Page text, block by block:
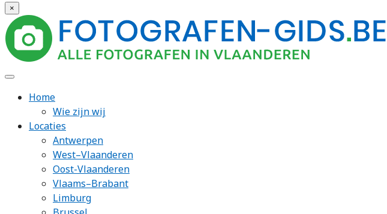
×
Home
Wie zijn wij
Locaties
Antwerpen
West–Vlaanderen
Oost-Vlaanderen
Vlaams–Brabant
Limburg